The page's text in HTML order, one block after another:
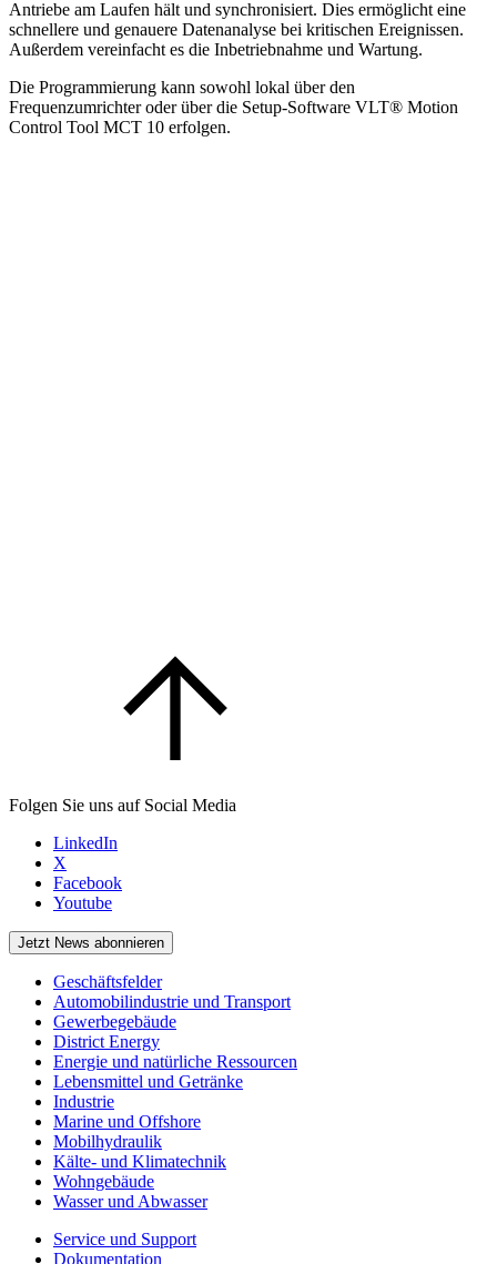
Antriebe am Laufen hält und synchronisiert. Dies ermöglicht eine
schnellere und genauere Datenanalyse bei kritischen Ereignissen.
Außerdem vereinfacht es die Inbetriebnahme und Wartung.
Die Programmierung kann sowohl lokal über den
Frequenzumrichter oder über die Setup-Software VLT® Motion
Control Tool MCT 10 erfolgen.
Folgen Sie uns auf Social Media
LinkedIn
X
Facebook
Youtube
Jetzt News abonnieren
Geschäftsfelder
Automobilindustrie und Transport
Gewerbegebäude
District Energy
Energie und natürliche Ressourcen
Lebensmittel und Getränke
Industrie
Marine und Offshore
Mobilhydraulik
Kälte- und Klimatechnik
Wohngebäude
Wasser und Abwasser
Service und Support
Dokumentation